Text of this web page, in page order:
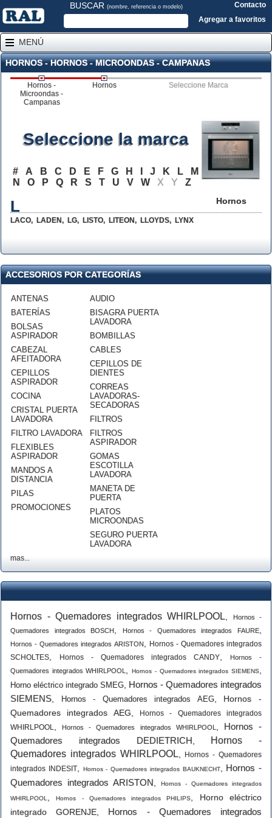
BUSCAR (nombre, referencia o modelo)
Contacto
Agregar a favoritos
MENÚ
HORNOS - HORNOS - MICROONDAS - CAMPANAS
Hornos -
Microondas -
Campanas
Hornos Seleccione Marca
Hornos
Seleccione la marca
# A B C D E F G H J K L
M
N
O P Q R S T U V W X Y Z
L
LACO, LADEN, LG, LISTO, LITEON, LLOYDS, LYNX
ACCESORIOS POR CATEGORÍAS
ANTENAS
BATERÍAS
BOLSAS
ASPIRADOR
CABEZAL
AFEITADORA
CEPILLOS
ASPIRADOR
COCINA
CRISTAL PUERTA
LAVADORA
FILTRO LAVADORA
FLEXIBLES
ASPIRADOR
MANDOS A
DISTANCIA
PILAS
PROMOCIONES
AUDIO
BISAGRA PUERTA
LAVADORA
BOMBILLAS
CABLES
CEPILLOS DE
DIENTES
CORREAS
LAVADORAS-
SECADORAS
FILTROS
FILTROS
ASPIRADOR
GOMAS
ESCOTILLA
LAVADORA
MANETA DE
PUERTA
PLATOS
MICROONDAS
SEGURO PUERTA
LAVADORA
mas...
Hornos - Quemadores integrados WHIRLPOOL
Hornos -
Quemadores integrados BOSCH
Hornos - Quemadores integrados FAURE
Hornos - Quemadores integrados ARISTON
Hornos - Quemadores integrados
SCHOLTES
Hornos - Quemadores integrados CANDY
Hornos -
Quemadores integrados WHIRLPOOL
,Hornos - Quemadores integrados SIEMENS
Horno eléctrico integrado SMEG Hornos - Quemadores integrados
SIEMENS
Hornos - Quemadores integrados AEG, Hornos -
Quemadores integrados AEG
Hornos - Quemadores integrados
WHIRLPOOL ,Hornos - Quemadores integrados WHIRLPOOL
Hornos -
Quemadores integrados DEDIETRICH
Hornos -
Quemadores integrados WHIRLPOOL,
Hornos - Quemadores
integrados INDESIT, Hornos - Quemadores integrados BAUKNECHT, Hornos -
Quemadores integrados ARISTON
Hornos - Quemadores integrados
WHIRLPOOL ,Hornos - Quemadores integrados PHILIPS
Horno eléctrico
integrado GORENJE
Hornos - Quemadores integrados